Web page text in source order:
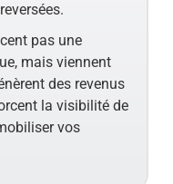
pas une
mais viennent
des revenus
la visibilité de
vos